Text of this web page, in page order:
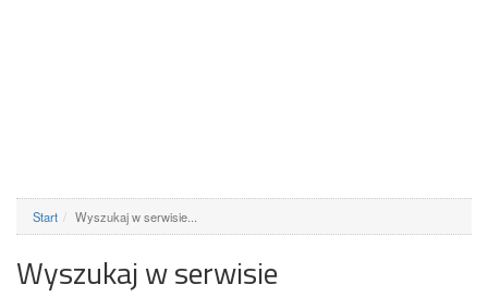
Start Wyszukaj w serwisie...
Wyszukaj w serwisie